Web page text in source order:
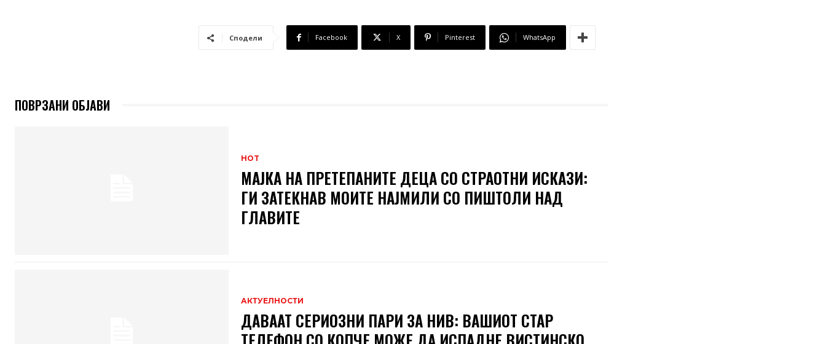
Сподели Facebook X Pinterest WhatsApp
ПОВРЗАНИ ОБЈАВИ
HOT
МАЈКА НА ПРЕТЕПАНИТЕ ДЕЦА СО СТРАОТНИ ИСКАЗИ:
ГИ ЗАТЕКНАВ МОИТЕ НАЈМИЛИ СО ПИШТОЛИ НАД
ГЛАВИТЕ
АКТУЕЛНОСТИ
ДАВААТ СЕРИОЗНИ ПАРИ ЗА НИВ: ВАШИОТ СТАР